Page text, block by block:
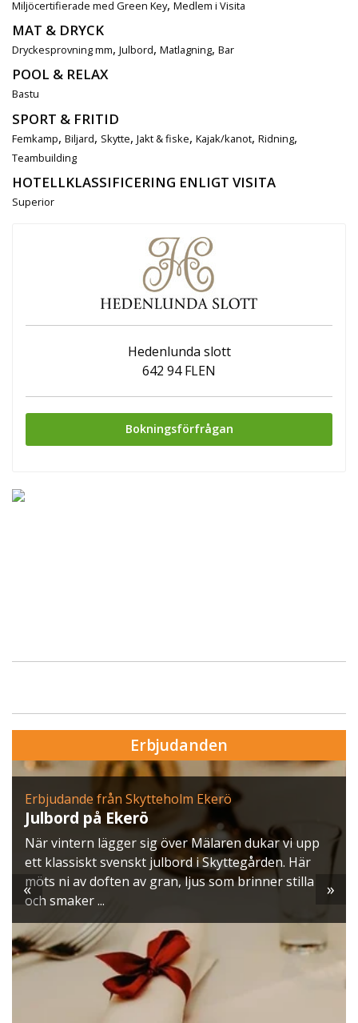
Miljöcertifierade med Green Key, Medlem i Visita
MAT & DRYCK
Dryckesprovning mm, Julbord, Matlagning, Bar
POOL & RELAX
Bastu
SPORT & FRITID
Femkamp, Biljard, Skytte, Jakt & fiske, Kajak/kanot, Ridning,
Teambuilding
HOTELLKLASSIFICERING ENLIGT VISITA
Superior
Hedenlunda slott
642 94 FLEN
Bokningsförfrågan
Erbjudanden
Erbjudande från Skytteholm Ekerö
Julbord på Ekerö
När vintern lägger sig över Mälaren dukar vi upp
ett klassiskt svenskt julbord i Skyttegården. Här
möts ni av doften av gran, ljus som brinner stilla
och smaker ...
« »